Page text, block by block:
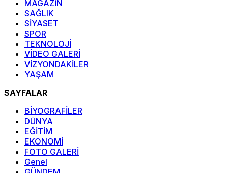
MAGAZİN
SAĞLIK
SİYASET
SPOR
TEKNOLOJİ
VİDEO GALERİ
VİZYONDAKİLER
YAŞAM
SAYFALAR
BİYOGRAFİLER
DÜNYA
EĞİTİM
EKONOMİ
FOTO GALERİ
Genel